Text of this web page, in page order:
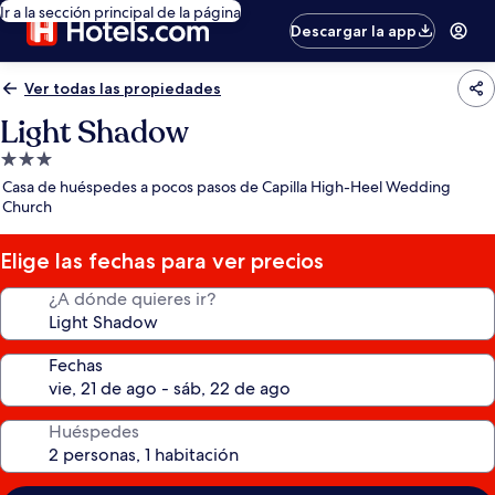
Ir a la sección principal de la página
Descargar la app
Ver todas las propiedades
Light Shadow
Propiedad
de
3.0
estrellas
Casa de huéspedes a pocos pasos de Capilla High-Heel Wedding
Church
Elige las fechas para ver precios
¿A dónde quieres ir?
Fechas
Huéspedes